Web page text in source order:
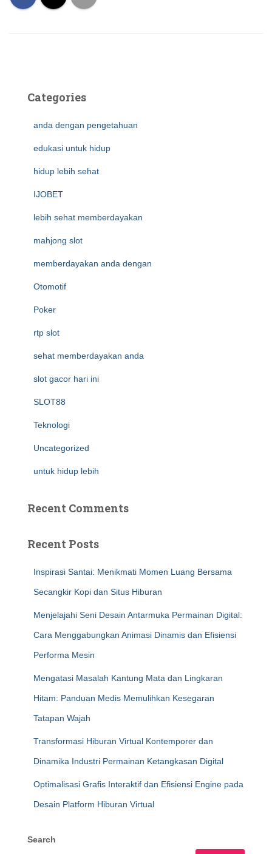
Categories
anda dengan pengetahuan
edukasi untuk hidup
hidup lebih sehat
IJOBET
lebih sehat memberdayakan
mahjong slot
memberdayakan anda dengan
Otomotif
Poker
rtp slot
sehat memberdayakan anda
slot gacor hari ini
SLOT88
Teknologi
Uncategorized
untuk hidup lebih
Recent Comments
Recent Posts
Inspirasi Santai: Menikmati Momen Luang Bersama
Secangkir Kopi dan Situs Hiburan
Menjelajahi Seni Desain Antarmuka Permainan Digital:
Cara Menggabungkan Animasi Dinamis dan Efisiensi
Performa Mesin
Mengatasi Masalah Kantung Mata dan Lingkaran
Hitam: Panduan Medis Memulihkan Kesegaran
Tatapan Wajah
Transformasi Hiburan Virtual Kontemporer dan
Dinamika Industri Permainan Ketangkasan Digital
Optimalisasi Grafis Interaktif dan Efisiensi Engine pada
Desain Platform Hiburan Virtual
Search